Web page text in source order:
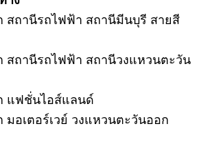
สถานีรถไฟฟ้า สถานีมีนบุรี สายสี
สถานีรถไฟฟ้า สถานีวงแหวนตะวัน
แฟชั่นไอส์แลนด์
มอเตอร์เวย์ วงแหวนตะวันออก